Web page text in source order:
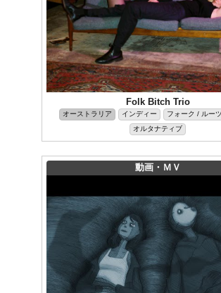
Folk Bitch Trio
オーストラリア インディー フォーク / ルーツ
オルタナティブ
動画・ＭＶ